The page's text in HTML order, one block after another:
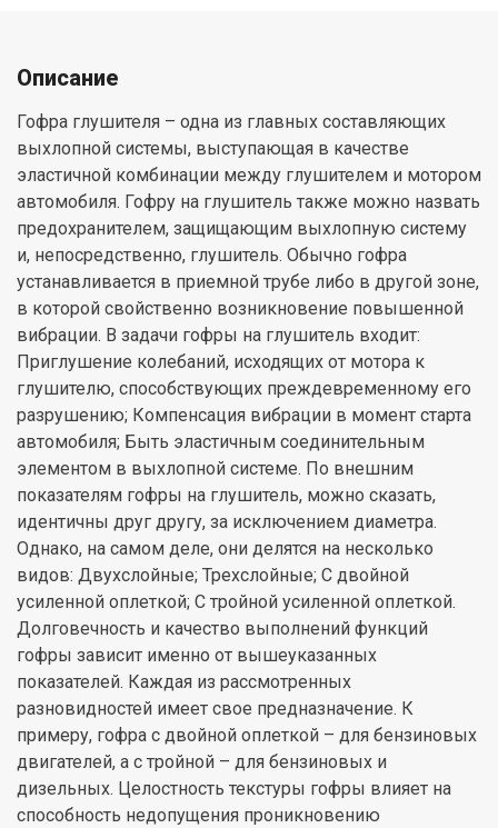
Описание
Гофра глушителя – одна из главных составляющих
выхлопной системы, выступающая в качестве
эластичной комбинации между глушителем и мотором
автомобиля. Гофру на глушитель также можно назвать
предохранителем, защищающим выхлопную систему
и, непосредственно, глушитель. Обычно гофра
устанавливается в приемной трубе либо в другой зоне,
в которой свойственно возникновение повышенной
вибрации. В задачи гофры на глушитель входит:
Приглушение колебаний, исходящих от мотора к
глушителю, способствующих преждевременному его
разрушению; Компенсация вибрации в момент старта
автомобиля; Быть эластичным соединительным
элементом в выхлопной системе. По внешним
показателям гофры на глушитель, можно сказать,
идентичны друг другу, за исключением диаметра.
Однако, на самом деле, они делятся на несколько
видов: Двухслойные; Трехслойные; С двойной
усиленной оплеткой; С тройной усиленной оплеткой.
Долговечность и качество выполнений функций
гофры зависит именно от вышеуказанных
показателей. Каждая из рассмотренных
разновидностей имеет свое предназначение. К
примеру, гофра с двойной оплеткой – для бензиновых
двигателей, а с тройной – для бензиновых и
дизельных. Целостность текстуры гофры влияет на
способность недопущения проникновению